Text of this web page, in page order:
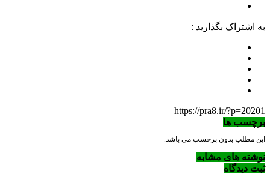
به اشتراک بگذارید :
https://pra8.ir/?p=20201
برچسب ها
این مطلب بدون برچسب می باشد.
نوشته های مشابه
ثبت دیدگاه